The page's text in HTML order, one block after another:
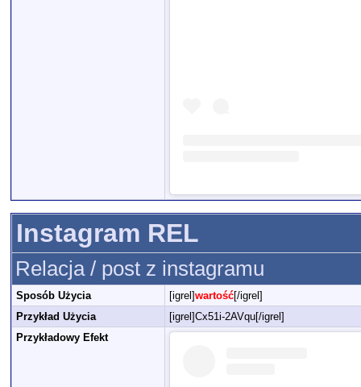
Instagram REL
Relacja / post z instagramu
Sposób Użycia [igrel]wartość[/igrel]
Przykład Użycia
[igrel]Cx51i-2AVqu[/igrel]
Przykładowy Efekt